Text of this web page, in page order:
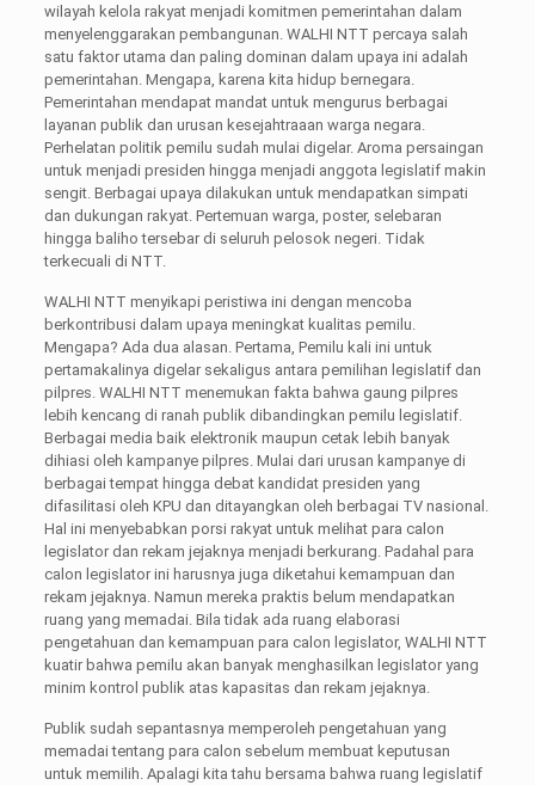
wilayah kelola rakyat menjadi komitmen pemerintahan dalam
menyelenggarakan pembangunan. WALHI NTT percaya salah
satu faktor utama dan paling dominan dalam upaya ini adalah
pemerintahan. Mengapa, karena kita hidup bernegara.
Pemerintahan mendapat mandat untuk mengurus berbagai
layanan publik dan urusan kesejahtraaan warga negara.
Perhelatan politik pemilu sudah mulai digelar. Aroma persaingan
untuk menjadi presiden hingga menjadi anggota legislatif makin
sengit. Berbagai upaya dilakukan untuk mendapatkan simpati
dan dukungan rakyat. Pertemuan warga, poster, selebaran
hingga baliho tersebar di seluruh pelosok negeri. Tidak
terkecuali di NTT.
WALHI NTT menyikapi peristiwa ini dengan mencoba
berkontribusi dalam upaya meningkat kualitas pemilu.
Mengapa? Ada dua alasan. Pertama, Pemilu kali ini untuk
pertamakalinya digelar sekaligus antara pemilihan legislatif dan
pilpres. WALHI NTT menemukan fakta bahwa gaung pilpres
lebih kencang di ranah publik dibandingkan pemilu legislatif.
Berbagai media baik elektronik maupun cetak lebih banyak
dihiasi oleh kampanye pilpres. Mulai dari urusan kampanye di
berbagai tempat hingga debat kandidat presiden yang
difasilitasi oleh KPU dan ditayangkan oleh berbagai TV nasional.
Hal ini menyebabkan porsi rakyat untuk melihat para calon
legislator dan rekam jejaknya menjadi berkurang. Padahal para
calon legislator ini harusnya juga diketahui kemampuan dan
rekam jejaknya. Namun mereka praktis belum mendapatkan
ruang yang memadai. Bila tidak ada ruang elaborasi
pengetahuan dan kemampuan para calon legislator, WALHI NTT
kuatir bahwa pemilu akan banyak menghasilkan legislator yang
minim kontrol publik atas kapasitas dan rekam jejaknya.
Publik sudah sepantasnya memperoleh pengetahuan yang
memadai tentang para calon sebelum membuat keputusan
untuk memilih. Apalagi kita tahu bersama bahwa ruang legislatif